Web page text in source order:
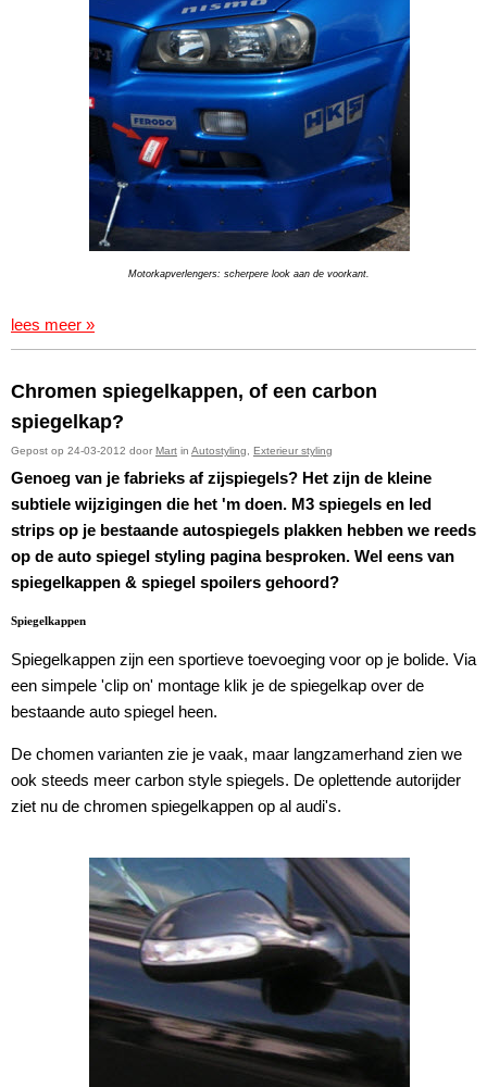
Motorkapverlengers: scherpere look aan de voorkant.
lees meer »
Chromen spiegelkappen, of een carbon
spiegelkap?
Gepost op 24-03-2012 door Mart in Autostyling Exterieur styling
Genoeg van je fabrieks af zijspiegels? Het zijn de kleine
subtiele wijzigingen die het 'm doen. M3 spiegels en led
strips op je bestaande autospiegels plakken hebben we reeds
op de auto spiegel styling pagina besproken. Wel eens van
spiegelkappen & spiegel spoilers gehoord?
Spiegelkappen
Spiegelkappen zijn een sportieve toevoeging voor op je bolide. Via
een simpele 'clip on' montage klik je de spiegelkap over de
bestaande auto spiegel heen.
De chomen varianten zie je vaak, maar langzamerhand zien we
ook steeds meer carbon style spiegels. De oplettende autorijder
ziet nu de chromen spiegelkappen op al audi's.